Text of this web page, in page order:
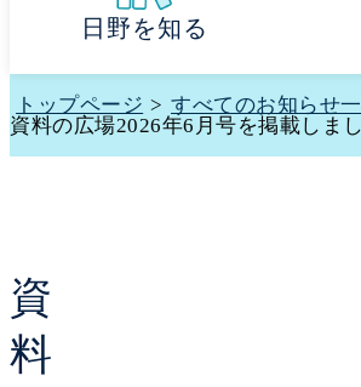
日野を知る
トップページ > すべてのお知らせ
資料の広場2026年6月号を掲載しま
資
料